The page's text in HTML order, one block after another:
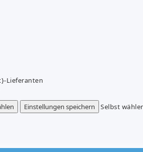
Lieferanten
Einstellungen speichern
Selbst